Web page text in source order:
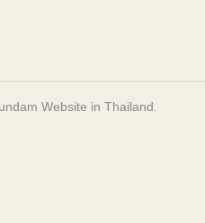
Website in Thailand.